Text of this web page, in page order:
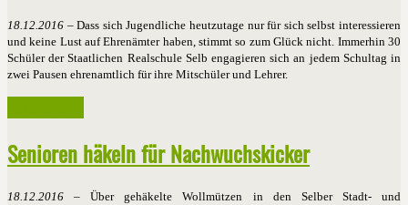
18.12.2016 – Dass sich Jugendliche heutzutage nur für sich selbst interessieren
und keine Lust auf Ehrenämter haben, stimmt so zum Glück nicht. Immerhin 30
Schüler der Staatlichen Realschule Selb engagieren sich an jedem Schultag in
zwei Pausen ehrenamtlich für ihre Mitschüler und Lehrer.
Senioren häkeln für Nachwuchskicker
18.12.2016 – Über gehäkelte Wollmützen in den Selber Stadt- und